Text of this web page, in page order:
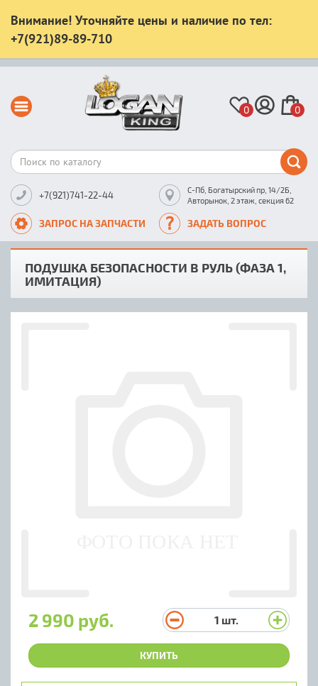
Внимание! Уточняйте цены и наличие по тел:
+7(921)89-89-710
0 0
+7(921)741-22-44
С-Пб, Богатырский пр, 14/2Б,
Авторынок, 2 этаж, секция 62
ЗАПРОС НА ЗАПЧАСТИ ЗАДАТЬ ВОПРОС
ПОДУШКА БЕЗОПАСНОСТИ В РУЛЬ (ФАЗА 1,
ИМИТАЦИЯ)
2 990 руб. 1 шт.
КУПИТЬ